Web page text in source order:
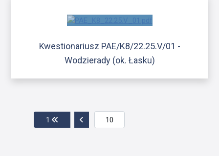
Kwestionariusz PAE/K8/22.25.V/01 -
Wodzierady (ok. Łasku)
1 Przejdź do pierwszej strony
Przejdź do poprzedniej strony